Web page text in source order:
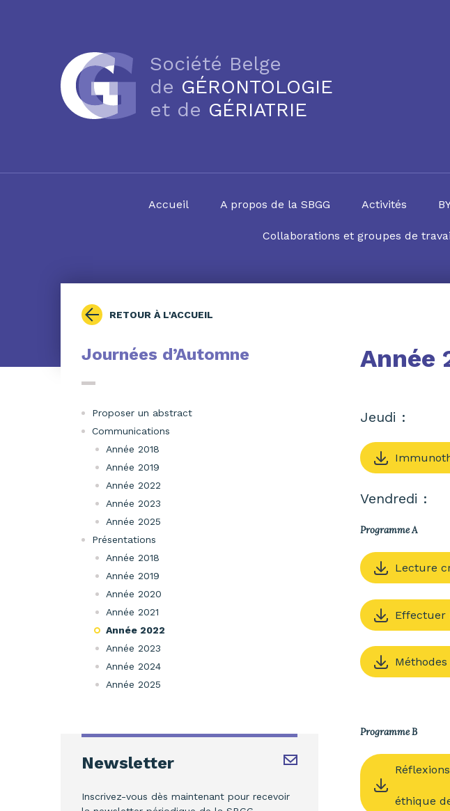
Société Belge
de GÉRONTOLOGIE
et de GÉRIATRIE
Accueil A propos de la SBGG Activités
Collaborations et groupes de
RETOUR À L'ACCUEIL
Journées d’Automne
Proposer un abstract
Communications
Année 2018
Année 2019
Année 2022
Année 2023
Année 2025
Présentations
Année 2018
Année 2019
Année 2020
Année 2021
Année 2022
Année 2023
Année 2024
Année 2025
Newsletter
Inscrivez-vous dès maintenant pour recevoir
Année
Jeudi :
Vendredi :
Programme A
Lecture
Effectuer
Méthodes
Programme B
éthique